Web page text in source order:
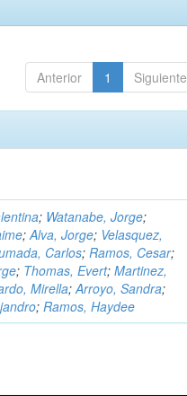
Anterior 1 Siguiente
; Watanabe, Jorge;
;Alva, Jorge; Velasquez,
Carlos;Ramos, Cesar;
; Thomas, Evert;Martinez,
Mirella;Arroyo, Sandra;
;Ramos, Haydee